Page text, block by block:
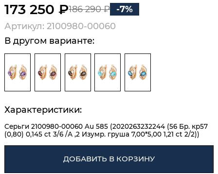
173 250 ₽186 290 ₽
-7%
Артикул: 2100980-00060
В другом варианте:
Характеристики:
Серьги 2100980-00060 Au 585 (2020263232244 (56 Бр. кр57
(0,80) 0,145 ct 3/6 /А ,2 Изумр. груша 7,00*5,00 1,21 ct 2/2))
ДОБАВИТЬ В КОРЗИНУ